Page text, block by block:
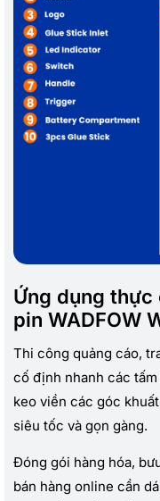
Ứng dụng thực
pin WADFOW
Thi công quảng cáo,
cố định nhanh các
keo viền các góc
siêu tốc và gọn gàng.
Đóng gói hàng hóa,
bán hàng online cần